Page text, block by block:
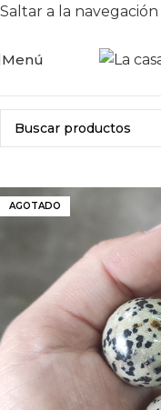
Saltar a la navegación
Menú
AGOTADO